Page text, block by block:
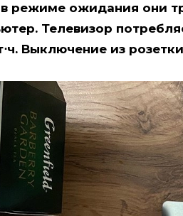
режиме ожидания они
Телевизор
Выключение из